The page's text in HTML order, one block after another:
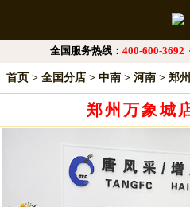
全国服务热线： 400-600-3692
首页 > 全国分店 > 中南 > 河南 > 郑
郑州万象城